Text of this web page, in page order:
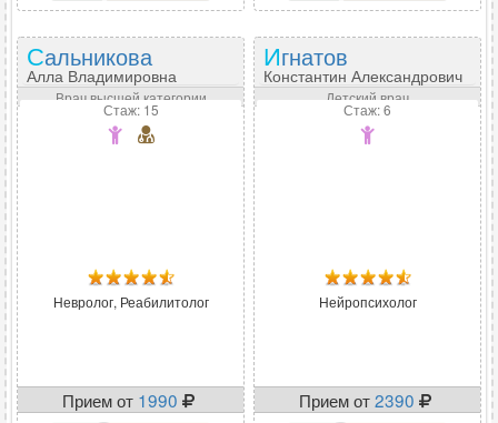
Сальникова
Алла Владимировна
Врач высшей категории
Стаж: 15
Невролог, Реабилитолог
Прием от 1990
Игнатов
Константин Александрович
Детский врач
Стаж: 6
Нейропсихолог
Прием от2390